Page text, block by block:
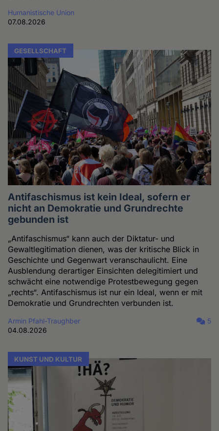
Humanistische Union
07.08.2026
GESELLSCHAFT
Antifaschismus ist kein Ideal, sofern er
nicht an Demokratie und Grundrechte
gebunden ist
„Antifaschismus“ kann auch der Diktatur- und
Gewaltlegitimation dienen, was der kritische Blick in
Geschichte und Gegenwart veranschaulicht. Eine
Ausblendung derartiger Einsichten delegitimiert und
schwächt eine notwendige Protestbewegung gegen
„rechts“. Antifaschismus ist nur ein Ideal, wenn er mit
Demokratie und Grundrechten verbunden ist.
Armin Pfahl-Traughber
04.08.2026
5
KUNST UND KULTUR